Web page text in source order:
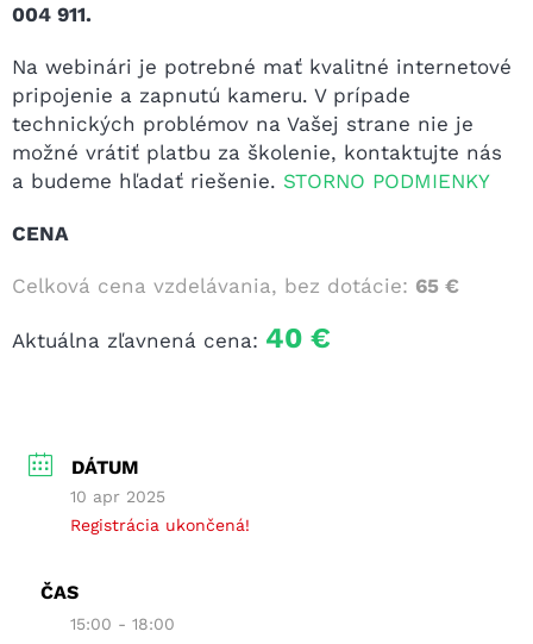
004 911.
Na webinári je potrebné mať kvalitné internetové
pripojenie a zapnutú kameru. V prípade
technických problémov na Vašej strane nie je
možné vrátiť platbu za školenie, kontaktujte nás
a budeme hľadať riešenie. STORNO PODMIENKY
CENA
Celková cena vzdelávania, bez dotácie: 65 €
Aktuálna zľavnená cena: 40 €
DÁTUM
10 apr 2025
Registrácia ukončená!
ČAS
15:00 - 18:00